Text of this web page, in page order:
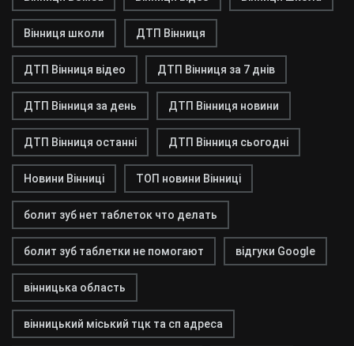
Вінниця школи ДТП Вінниця
ДТП Вінниця відео ДТП Вінниця за 7 днів
ДТП Вінниця за день ДТП Вінниця новини
ДТП Вінниця останні ДТП Вінниця сьогодні
Новини Вінниці ТОП новини Вінниці
болит зуб нет таблеток что делать
болит зуб таблетки не помогают відгуки Google
вінницька область
вінницький міський тцк та сп адреса